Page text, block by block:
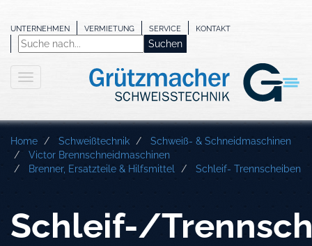
UNTERNEHMEN VERMIETUNG SERVICE KONTAKT
Home Schweißtechnik
Schweiß- & Schneidmaschinen
Victor Brennschneidmaschinen
Brenner, Ersatzteile & Hilfsmittel
Schleif- Trennscheiben
Schleif-/